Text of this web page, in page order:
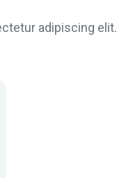
adipiscing elit.